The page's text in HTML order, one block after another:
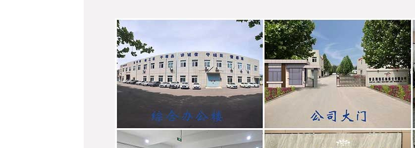
JRD-25227自动斜舌装配机 JZ-14.4X-1自动锁芯钻